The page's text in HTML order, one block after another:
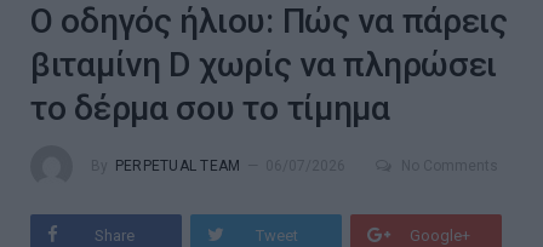
Ο οδηγός ήλιου: Πώς να πάρεις
βιταμίνη D χωρίς να πληρώσει
το δέρμα σου το τίμημα
PERPETUAL TEAM
Share Tweet Google+